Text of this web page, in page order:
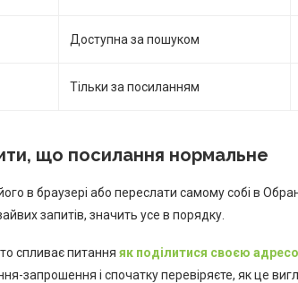
Доступна за пошуком
Тільки за посиланням
що посилання нормальне
в браузері або переслати самому собі в
запитів, значить усе в порядку.
спливає питання як поділитися своєю
запрошення і спочатку перевіряєте, як це